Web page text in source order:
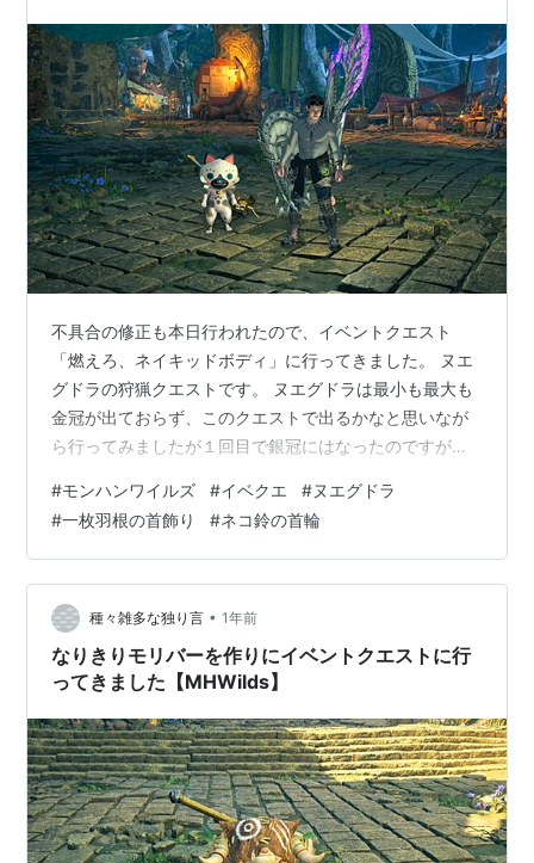
不具合の修正も本日行われたので、イベントクエスト
「燃えろ、ネイキッドボディ」に行ってきました。 ヌエ
グドラの狩猟クエストです。 ヌエグドラは最小も最大も
金冠が出ておらず、このクエストで出るかなと思いなが
ら行ってみましたが１回目で銀冠にはなったのですが、
首輪α 報酬素材を集めるのに３回行きました。 イベント
クエスト「燃えろ、ネイキッドボディ」 イベントクエス
ト「燃えろ、ネイキッドボディ」 ２回目で２個首飾りチ
ケットが出たので止めても良かったのですが、オトモと
両方作っておこうと思って３回目に行きました。 イベン
トクエスト「燃えろ、ネイキッドボディ…
#モンハンワイルズ #イベクエ #ヌエグドラ
#一枚羽根の首飾り #ネコ鈴の首輪
種々雑多な独り言 • 1年前
なりきりモリバーを作りにイベントクエストに行
ってきました【MHWilds】